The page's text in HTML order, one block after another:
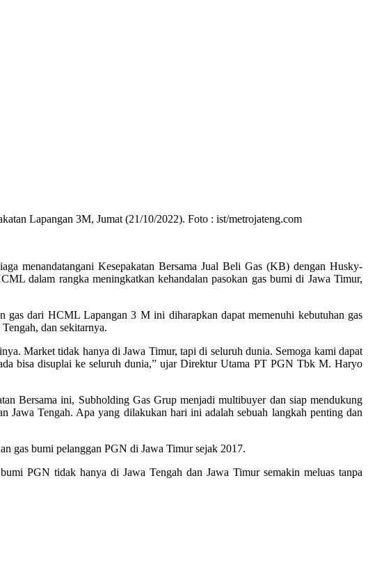
Lapangan 3M, Jumat (21/10/2022). Foto : ist/metrojateng.com
menandatangani Kesepakatan Bersama Jual Beli Gas (KB) dengan Husky-
dalam rangka meningkatkan kehandalan pasokan gas bumi di Jawa Timur,
dari HCML Lapangan 3 M ini diharapkan dapat memenuhi kebutuhan gas
dan sekitarnya.
Market tidak hanya di Jawa Timur, tapi di seluruh dunia. Semoga kami dapat
bisa disuplai ke seluruh dunia,” ujar Direktur Utama PT PGN Tbk M. Haryo
Bersama ini, Subholding Gas Grup menjadi multibuyer dan siap mendukung
Tengah. Apa yang dilakukan hari ini adalah sebuah langkah penting dan
gas bumi pelanggan PGN di Jawa Timur sejak 2017.
PGN tidak hanya di Jawa Tengah dan Jawa Timur semakin meluas tanpa